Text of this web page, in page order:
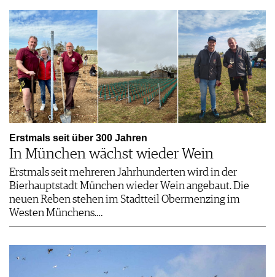
Erstmals seit über 300 Jahren
In München wächst wieder Wein
Erstmals seit mehreren Jahrhunderten wird in der
Bierhauptstadt München wieder Wein angebaut. Die
neuen Reben stehen im Stadtteil Obermenzing im
Westen Münchens.…